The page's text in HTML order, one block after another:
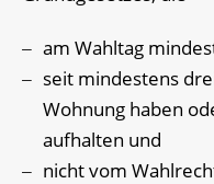
am Wahltag
seit mindestens
Wohnung haben
aufhalten und
nicht vom